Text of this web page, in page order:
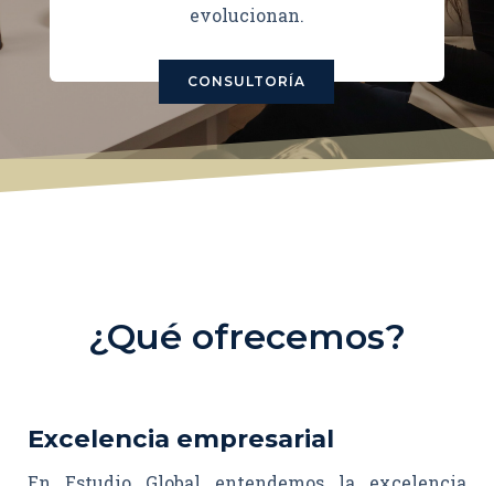
evolucionan.
CONSULTORÍA
¿Qué ofrecemos?
Excelencia empresarial